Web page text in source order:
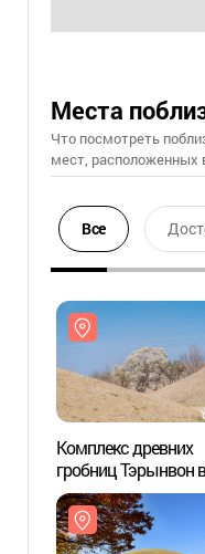
Места
Что посмотреть
мест, расположенных
Все
Комплекс древних
гробниц Тэрынвон
Кёнчжу (경주 대릉원
일원)